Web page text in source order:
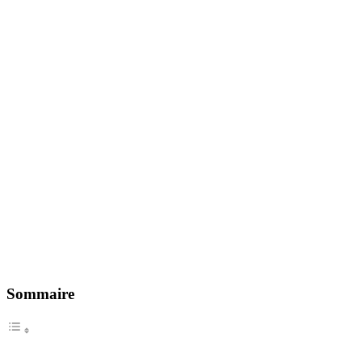
Sommaire